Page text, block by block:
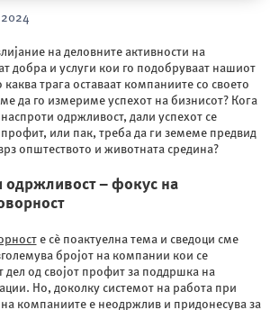
на деловните активности на
добра и услуги кои го подобруваат нашиот
трага оставаат компаниите со своето
да го измериме успехот на бизнисот? Кога
одржливост, дали успехот се
или пак, треба да ги земеме предвид
општеството и животната средина?
одржливост – фокус на
е сѐ поактуелна тема и сведоци сме
бројот на компании кои се
дел од својот профит за поддршка на
Но, доколку системот на работа при
компаниите е неодржлив и придонесува за